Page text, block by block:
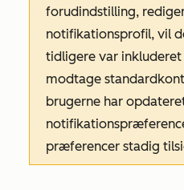
forudindstilling,
notifikationsprofil, vil
tidligere var
modtage
brugerne har
præferencer stadig